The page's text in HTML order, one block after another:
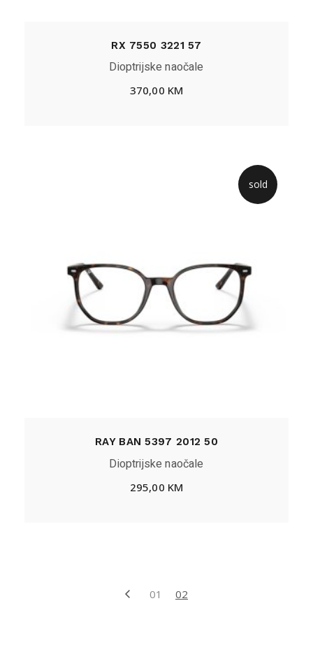
RX 7550 3221 57
Dioptrijske naočale
370,00 KM
sold
RAY BAN 5397 2012 50
Dioptrijske naočale
295,00 KM
01 02